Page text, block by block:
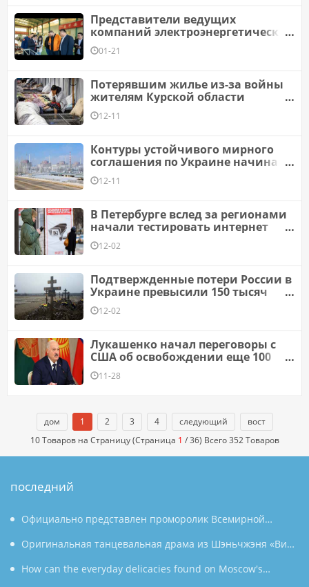
Представители ведущих
компаний электроэнергетической
отрасли России посетили Тайхэ
Электрик Групп в городе Тайань
01-21
Потерявшим жилье из-за войны
жителям Курской области
отменили выплаты от
государства
12-11
Контуры устойчивого мирного
соглашения по Украине начинают
вырисовываться
12-11
В Петербурге вслед за регионами
начали тестировать интернет
по «белым спискам»
12-02
Подтвержденные потери России в
Украине превысили 150 тысяч
человек
12-02
Лукашенко начал переговоры с
США об освобождении еще 100
политзаключенных
11-28
дом 1 2 3 4 следующий
вост
10 Товаров на Страницу (Страница 1 / 36) Всего 352 Товаров
последний
Официально представлен проморолик Всемирной
конференции по производству 2026 года: Аньхой
направляет миру «приглашение к умному производству»
Оригинальная танцевальная драма из Шэньчжэня «Вин
Чун» была показана в Южной Корее под бурные овации,
How can the everyday delicacies found on Moscow's